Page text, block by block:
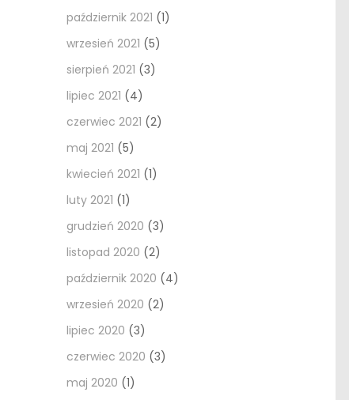
październik 2021 (1)
wrzesień 2021 (5)
sierpień 2021 (3)
lipiec 2021 (4)
czerwiec 2021 (2)
maj 2021 (5)
kwiecień 2021 (1)
luty 2021 (1)
grudzień 2020 (3)
listopad 2020 (2)
październik 2020 (4)
wrzesień 2020 (2)
lipiec 2020 (3)
czerwiec 2020 (3)
maj 2020 (1)